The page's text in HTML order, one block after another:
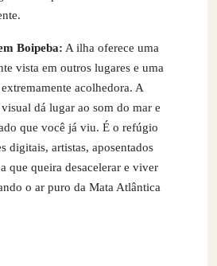
Boipeba: A ilha oferece uma
vista em outros lugares e uma
acolhedora. A
dá lugar ao som do mar e
que você já viu. É o refúgio
digitais, artistas, aposentados
que queira desacelerar e viver
o ar puro da Mata Atlântica